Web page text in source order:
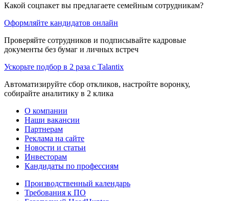
Какой соцпакет вы предлагаете семейным сотрудникам?
Оформляйте кандидатов онлайн
Проверяйте сотрудников и подписывайте кадровые
документы без бумаг и личных встреч
Ускорьте подбор в 2 раза с Talantix
Автоматизируйте сбор откликов, настройте воронку,
собирайте аналитику в 2 клика
О компании
Наши вакансии
Партнерам
Реклама на сайте
Новости и статьи
Инвесторам
Кандидаты по профессиям
Производственный календарь
Требования к ПО